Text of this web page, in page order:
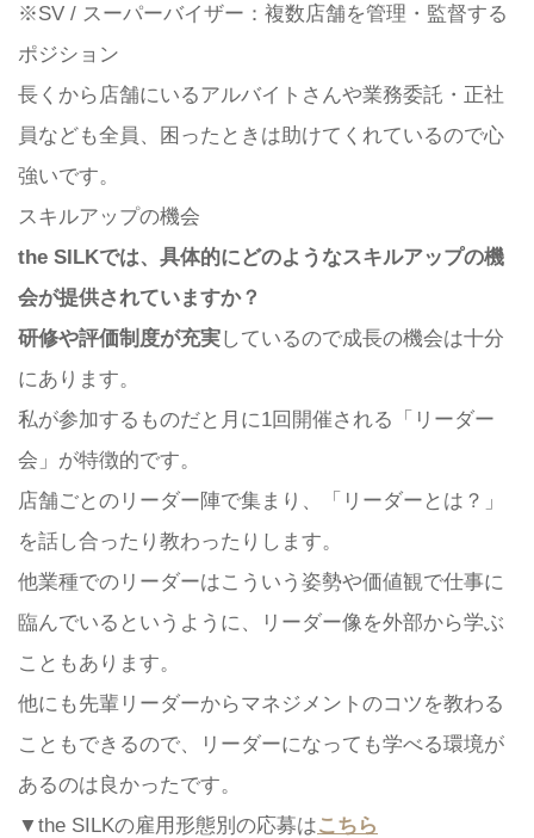
※SV / スーパーバイザー：複数店舗を管理・監督する
ポジション
長くから店舗にいるアルバイトさんや業務委託・正社
員なども全員、困ったときは助けてくれているので心
強いです。
スキルアップの機会
the SILKでは、具体的にどのようなスキルアップの機
会が提供されていますか？
研修や評価制度が充実しているので成長の機会は十分
にあります。
私が参加するものだと月に1回開催される「リーダー
会」が特徴的です。
店舗ごとのリーダー陣で集まり、「リーダーとは？」
を話し合ったり教わったりします。
他業種でのリーダーはこういう姿勢や価値観で仕事に
臨んでいるというように、リーダー像を外部から学ぶ
こともあります。
他にも先輩リーダーからマネジメントのコツを教わる
こともできるので、リーダーになっても学べる環境が
あるのは良かったです。
▼the SILKの雇用形態別の応募はこちら